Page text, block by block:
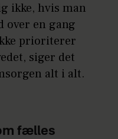
ikke, hvis man
over en gang
prioriterer
siger det
alt i alt.
fælles